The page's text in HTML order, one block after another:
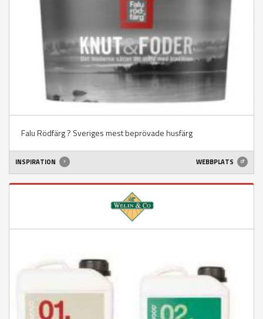
Falu Rödfärg ? Sveriges mest beprövade husfärg
INSPIRATION WEBBPLATS